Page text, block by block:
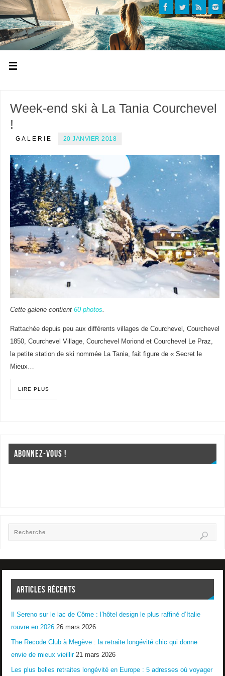
Week-end ski à La Tania Courchevel
!
GALERIE 20 JANVIER 2018
Cette galerie contient 60 photos
Rattachée depuis peu aux différents villages de Courchevel, Courchevel
1850, Courchevel Village, Courchevel Moriond et Courchevel Le Praz,
la petite station de ski nommée La Tania, fait figure de « Secret le
Mieux…
LIRE PLUS
ABONNEZ-VOUS !
ARTICLES RÉCENTS
Il Sereno sur le lac de Côme : l’hôtel design le plus raffiné d’Italie
rouvre en 2026 26 mars 2026
The Recode Club à Megève : la retraite longévité chic qui donne
envie de mieux vieillir 21 mars 2026
Les plus belles retraites longévité en Europe : 5 adresses où voyager